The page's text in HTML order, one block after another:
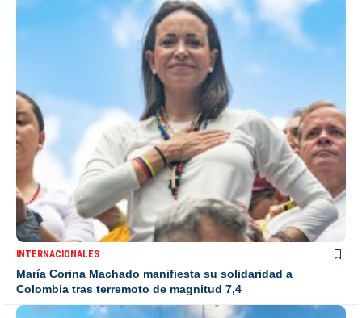
INTERNACIONALES
María Corina Machado manifiesta su solidaridad a
Colombia tras terremoto de magnitud 7,4